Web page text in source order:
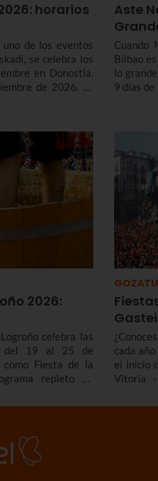
horarios
de los eventos
se celebra los
en Donostia.
de 2026. Te
as de la
importante de la
Aste
Cuando
Bilbao
lo
9 días de
la Aste
Bilbao
2026:
celebra las
del 19 al 25 de
como Fiesta de la
repleto de
los
de San Mateo de
GOZATU
cada
el inicio
Vitoria -
mucha